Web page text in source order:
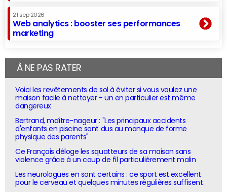
21 sep 2026
Web analytics : booster ses performances
marketing
À NE PAS RATER
Voici les revêtements de sol à éviter si vous voulez une
maison facile à nettoyer - un en particulier est même
dangereux
Bertrand, maître-nageur : "Les principaux accidents
d'enfants en piscine sont dus au manque de forme
physique des parents"
Ce Français déloge les squatteurs de sa maison sans
violence grâce à un coup de fil particulièrement malin
Les neurologues en sont certains : ce sport est excellent
pour le cerveau et quelques minutes régulières suffisent